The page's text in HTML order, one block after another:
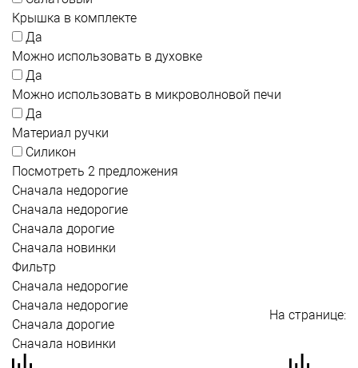
Крышка в комплекте
Да
Можно использовать в духовке
Да
Можно использовать в микроволновой печи
Да
Материал ручки
Силикон
Посмотреть 2 предложения
Сначала недорогие
Сначала недорогие
Сначала дорогие
Сначала новинки
Фильтр
Сначала недорогие
Сначала недорогие
Сначала дорогие
Сначала новинки
На странице: